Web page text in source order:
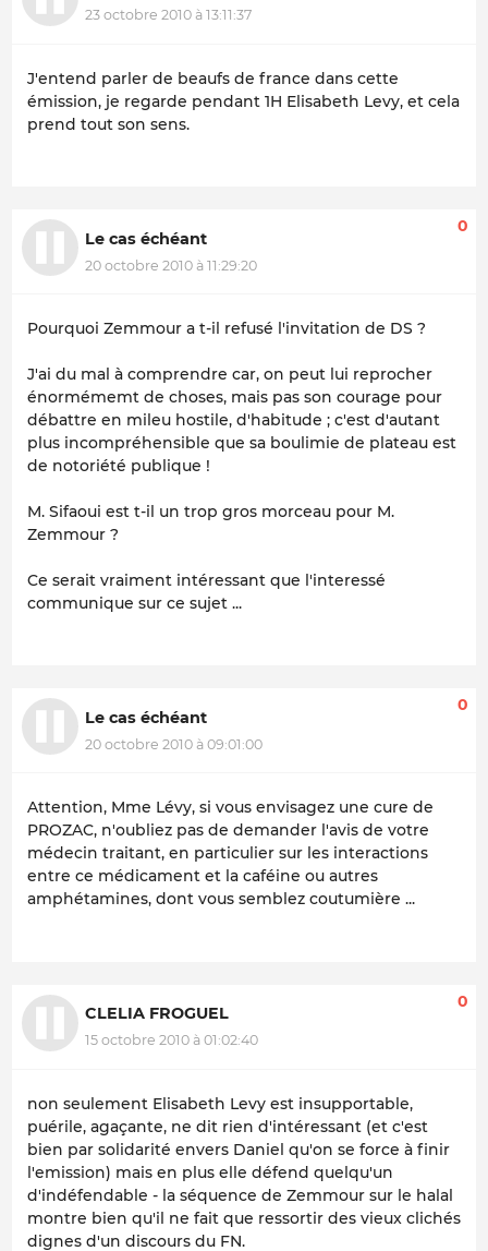
23 octobre 2010 à 13:11:37
J'entend parler de beaufs de france dans cette
émission, je regarde pendant 1H Elisabeth Levy, et cela
prend tout son sens.
Le cas échéant
20 octobre 2010 à 11:29:20
0
Pourquoi Zemmour a t-il refusé l'invitation de DS ?
J'ai du mal à comprendre car, on peut lui reprocher
énormémemt de choses, mais pas son courage pour
débattre en mileu hostile, d'habitude ; c'est d'autant
plus incompréhensible que sa boulimie de plateau est
de notoriété publique !
M. Sifaoui est t-il un trop gros morceau pour M.
Zemmour ?
Ce serait vraiment intéressant que l'interessé
communique sur ce sujet ...
Le cas échéant
20 octobre 2010 à 09:01:00
0
Attention, Mme Lévy, si vous envisagez une cure de
PROZAC, n'oubliez pas de demander l'avis de votre
médecin traitant, en particulier sur les interactions
entre ce médicament et la caféine ou autres
amphétamines, dont vous semblez coutumière ...
CLELIA FROGUEL
15 octobre 2010 à 01:02:40
0
non seulement Elisabeth Levy est insupportable,
puérile, agaçante, ne dit rien d'intéressant (et c'est
bien par solidarité envers Daniel qu'on se force à finir
l'emission) mais en plus elle défend quelqu'un
d'indéfendable - la séquence de Zemmour sur le halal
montre bien qu'il ne fait que ressortir des vieux clichés
dignes d'un discours du FN.